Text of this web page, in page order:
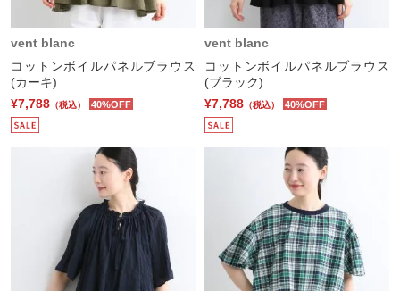
vent blanc
コットンボイルパネルブラウス
(カーキ)
¥7,788 （税込） 40%OFF
vent blanc
コットンボイルパネルブラウス
(ブラック)
¥7,788 （税込） 40%OFF